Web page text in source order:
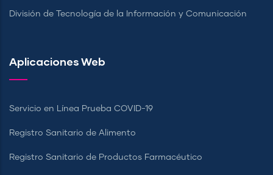
División de Tecnología de la Información y Comunicación
Aplicaciones Web
Servicio en Línea Prueba COVID-19
Registro Sanitario de Alimento
Registro Sanitario de Productos Farmacéutico